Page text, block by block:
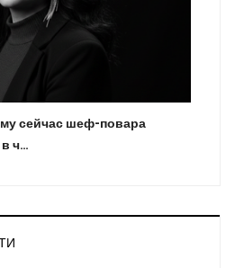
сейчас шеф-повара
ч…